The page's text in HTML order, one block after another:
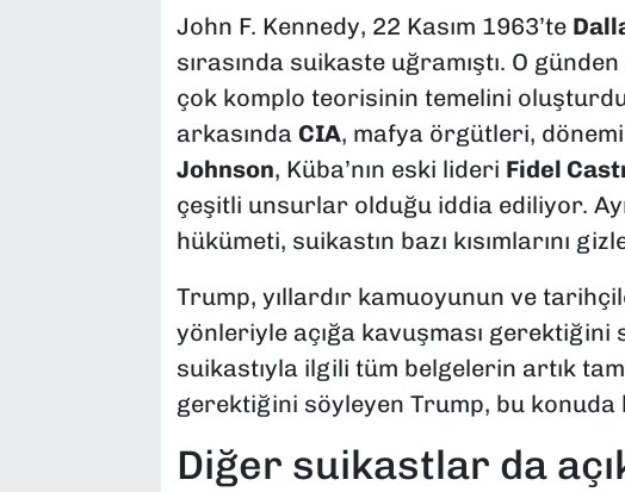
John F. Kennedy, 22 Kasım 1963’te
sırasında suikaste uğramıştı. O
çok komplo teorisinin temelini
arkasında CIA, mafya örgütleri,
Johnson, Küba’nın eski lideri Fidel
çeşitli unsurlar olduğu iddia ediliyor.
hükümeti, suikastın bazı kısımlarını
Trump, yıllardır kamuoyunun ve
yönleriyle açığa kavuşması gerektiğini
suikastıyla ilgili tüm belgelerin artık
gerektiğini söyleyen Trump, bu konuda
Diğer suikastlar da